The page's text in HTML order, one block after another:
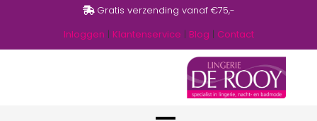
Gratis verzending vanaf €75,-
Inloggen | Klantenservice | Blog | Contact